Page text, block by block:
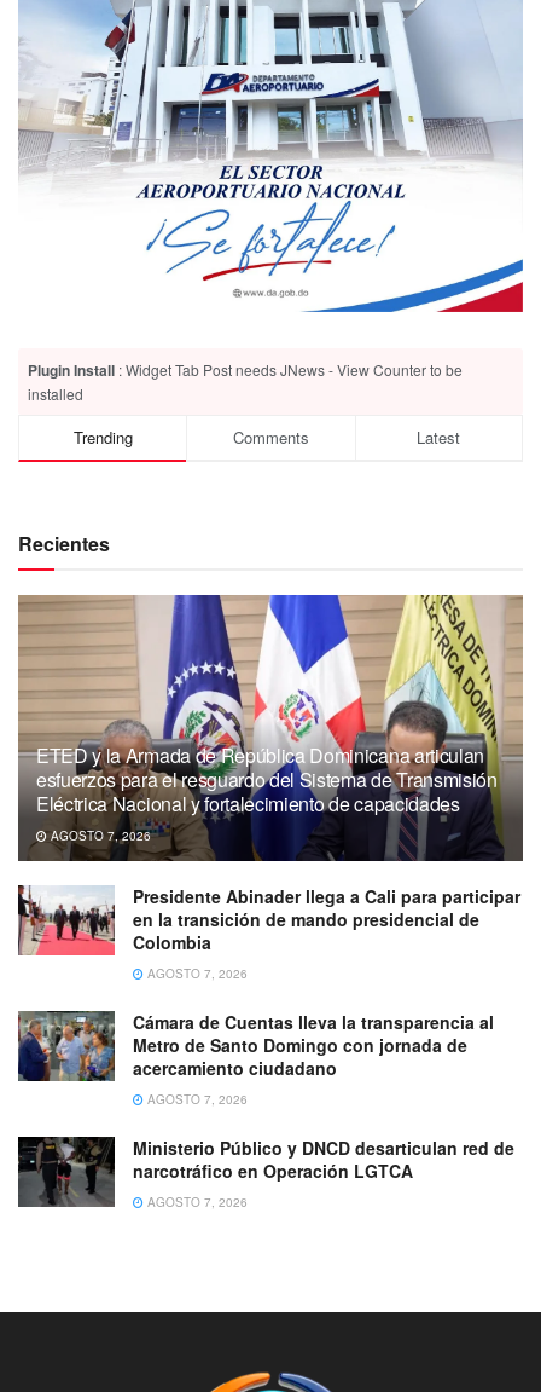
Plugin Install : Widget Tab Post needs JNews - View Counter to be
installed
Trending Comments Latest
Recientes
ETED y la Armada de República Dominicana articulan
esfuerzos para el resguardo del Sistema de Transmisión
Eléctrica Nacional y fortalecimiento de capacidades
AGOSTO 7, 2026
Presidente Abinader llega a Cali para participar
en la transición de mando presidencial de
Colombia
AGOSTO 7, 2026
Cámara de Cuentas lleva la transparencia al
Metro de Santo Domingo con jornada de
acercamiento ciudadano
AGOSTO 7, 2026
Ministerio Público y DNCD desarticulan red de
narcotráfico en Operación LGTCA
AGOSTO 7, 2026